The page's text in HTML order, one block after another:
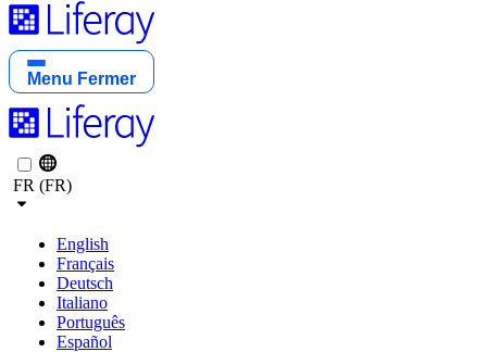
Menu Fermer
FR (FR)
English
Français
Deutsch
Italiano
Português
Español